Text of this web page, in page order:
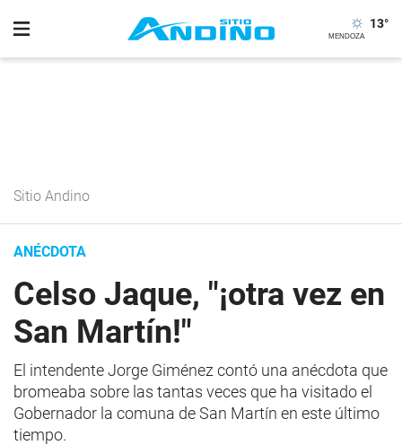
13°
Sitio Andino
ANÉCDOTA
Celso Jaque, "¡otra vez en
San Martín!"
El intendente Jorge Giménez contó una anécdota que
bromeaba sobre las tantas veces que ha visitado el
Gobernador la comuna de San Martín en este último
tiempo.